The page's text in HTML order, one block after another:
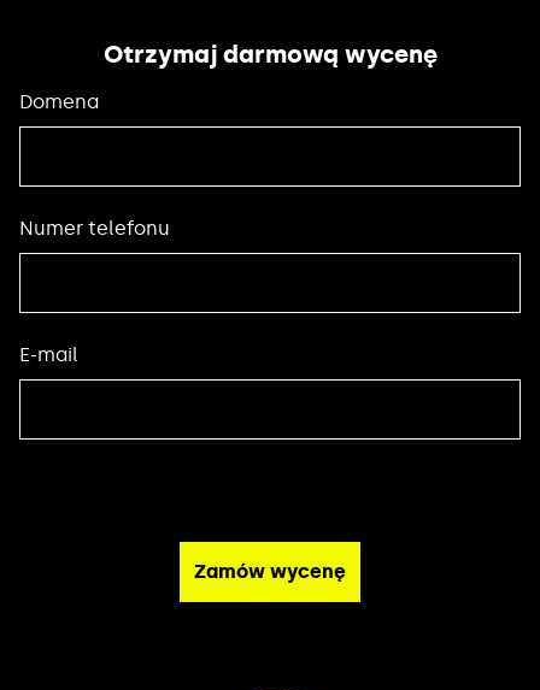
Otrzymaj darmową wycenę
Domena
Numer telefonu
E-mail